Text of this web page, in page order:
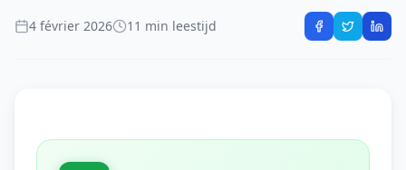
4 février 2026 11 min leestijd